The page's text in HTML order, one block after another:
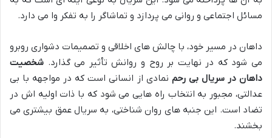
مسائل اجتماعی و روانی می پردازد و تماشاگر را به تفکر وا می دارد.
داهان در مسیر خود، با چالش های اخلاقی و تصمیمات دشواری روبرو
می شود که در نهایت بر روح و روانش تأثیر می گذارد. شخصیت
داهان در سریال بی رحم نمادی از انسانی است که در مواجهه با بی
عدالتی، مجبور به انتخاب راه هایی می شود که با ذات اولیه اش در
تضاد است. این جنبه های روان شناختی، به سریال عمق بیشتری می
بخشند.